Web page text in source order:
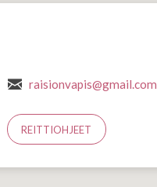
raisionvapis@gmail.com
REITTIOHJEET